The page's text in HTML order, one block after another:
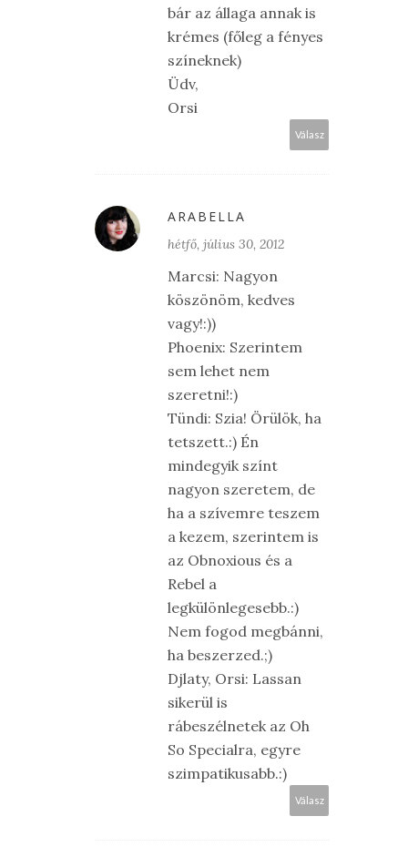
bár az állaga annak is
krémes (főleg a fényes
színeknek)
Üdv,
Orsi
Válasz
ARABELLA
hétfő, július 30, 2012
Marcsi: Nagyon
köszönöm, kedves
vagy!:))
Phoenix: Szerintem
sem lehet nem
szeretni!:)
Tündi: Szia! Örülök, ha
tetszett.:) Én
mindegyik színt
nagyon szeretem, de
ha a szívemre teszem
a kezem, szerintem is
az Obnoxious és a
Rebel a
legkülönlegesebb.:)
Nem fogod megbánni,
ha beszerzed.;)
Djlaty, Orsi: Lassan
sikerül is
rábeszélnetek az Oh
So Specialra, egyre
szimpatikusabb.:)
Válasz